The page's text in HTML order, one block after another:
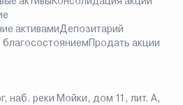
активамиДепозитарий
благосостояниемПродать акции
наб. реки Мойки, дом 11, лит. А,